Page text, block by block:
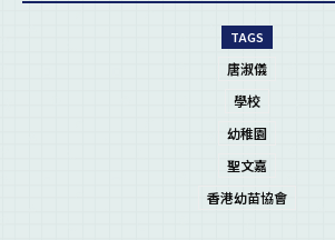
TAGS
唐淑儀
學校
幼稚園
聖文嘉
香港幼苗協會